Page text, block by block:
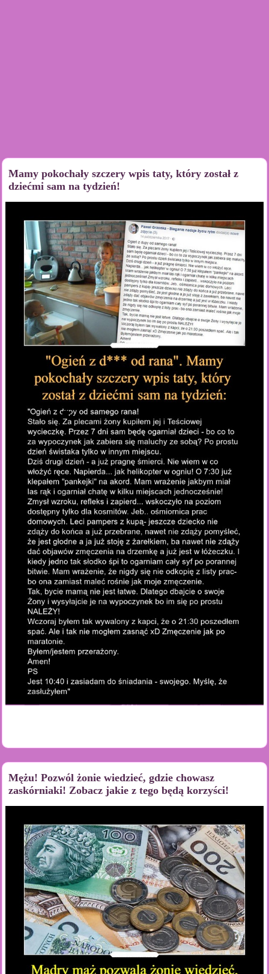
Mamy pokochały szczery wpis taty, który został z
dziećmi sam na tydzień!
Mężu! Pozwól żonie wiedzieć, gdzie chowasz
zaskórniaki! Zobacz jakie z tego będą korzyści!